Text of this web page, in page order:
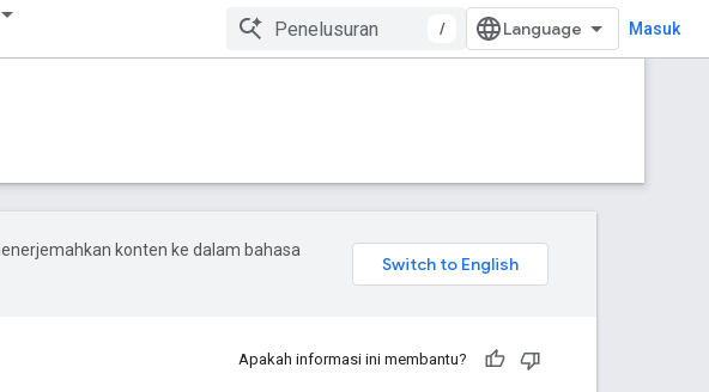
/ Masuk
konten ke dalam bahasa
Apakah informasi ini membantu?